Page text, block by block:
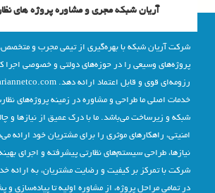
آریان شبکه مجری و مشاوره پروژه های
شرکت آریان شبکه با بهره‌گیری از تیمی مجرب و
پروژه‌های وسیعی را در حوزه‌های دولتی و خصوصی اجرا
خدمات اصلی ما طراحی و مشاوره در زمینه پروژه‌های
شبکه و زیرساخت می‌باشد. ما با درک عمیق از نیازها و
امنیتی، راهکارهای موثری را برای مشتریان خود ارائه
نیازها، طراحی سیستم‌های نظارتی پیشرفته و اجرای
شرکت با تمرکز بر کیفیت و رضایت مشتریان، به ارائه
در تمامی مراحل پروژه، از مشاوره اولیه تا پیاده‌سازی و